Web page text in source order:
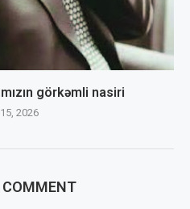
görkəmli nasiri
2026
COMMENT